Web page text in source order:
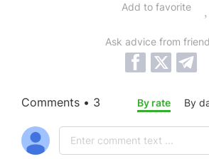
Add to favorite
Ask advice from
Comments • 3 By rate By